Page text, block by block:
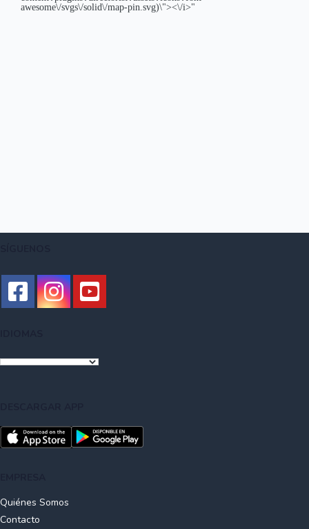
Quiénes Somos
Contacto